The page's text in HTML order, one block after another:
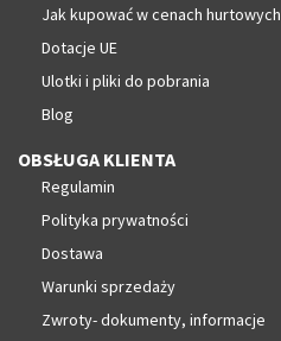
Jak kupować w cenach hurtowych
Dotacje UE
Ulotki i pliki do pobrania
Blog
OBSŁUGA KLIENTA
Regulamin
Polityka prywatności
Dostawa
Warunki sprzedaży
Zwroty- dokumenty, informacje